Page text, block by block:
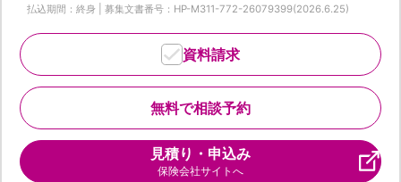
払込期間：終身 | 募集文書番号：HP-M311-772-26079399(2026.6.25)
無料で相談予約
資料請求
見積り・申込み
保険会社サイトへ